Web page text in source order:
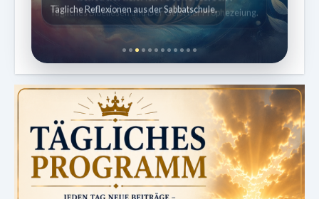
Tägliche Reflexionen aus der Sabbatschule.